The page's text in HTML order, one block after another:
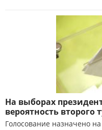
На выборах
вероятность второго
Голосование назначено